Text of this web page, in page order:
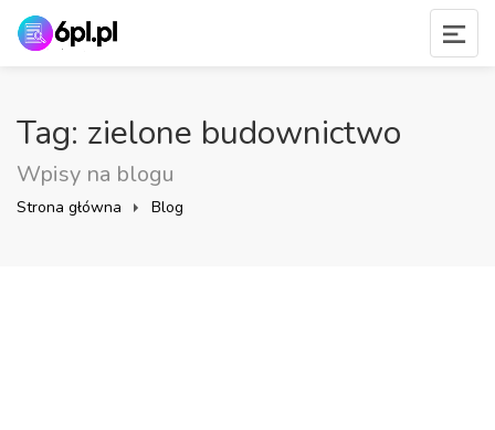
Tag: zielone budownictwo
Wpisy na blogu
Strona główna Blog